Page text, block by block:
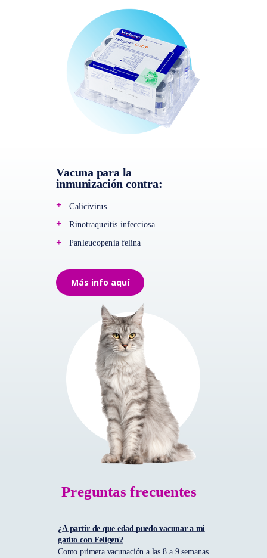
Calicivirus
Rinotraqueitis infecciosa
Panleucopenia felina
Vacuna para la
inmunización contra:
Más info aquí
¿A partir de que edad puedo vacunar a mi
gatito con Feligen?
Como primera vacunación a las 8 a 9 semanas
Preguntas frecuentes
+
+
+